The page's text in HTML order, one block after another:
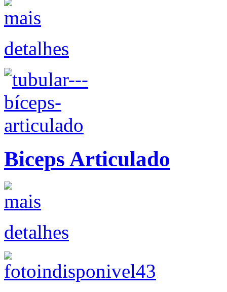
detalhes
Biceps Articulado
detalhes